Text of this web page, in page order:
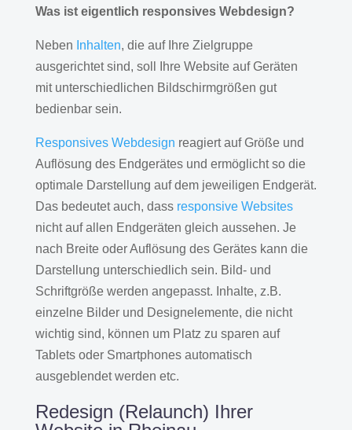
Was ist eigentlich responsives Webdesign?
Neben Inhalten, die auf Ihre Zielgruppe
ausgerichtet sind, soll Ihre Website auf Geräten
mit unterschiedlichen Bildschirmgrößen gut
bedienbar sein.
Responsives Webdesign reagiert auf Größe und
Auflösung des Endgerätes und ermöglicht so die
optimale Darstellung auf dem jeweiligen Endgerät.
Das bedeutet auch, dass responsive Websites
nicht auf allen Endgeräten gleich aussehen. Je
nach Breite oder Auflösung des Gerätes kann die
Darstellung unterschiedlich sein. Bild- und
Schriftgröße werden angepasst. Inhalte, z.B.
einzelne Bilder und Designelemente, die nicht
wichtig sind, können um Platz zu sparen auf
Tablets oder Smartphones automatisch
ausgeblendet werden etc.
Redesign (Relaunch) Ihrer